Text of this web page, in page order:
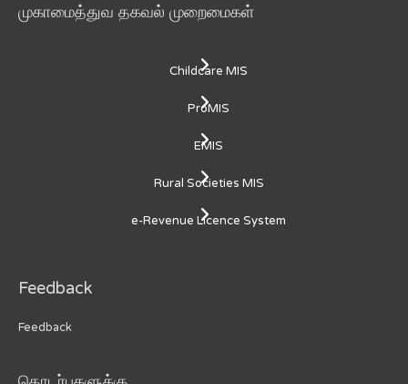
முகாமைத்துவ தகவல் முறைமைகள்
Childcare MIS
ProMIS
EMIS
Rural Societies MIS
e-Revenue Licence System
Feedback
Feedback